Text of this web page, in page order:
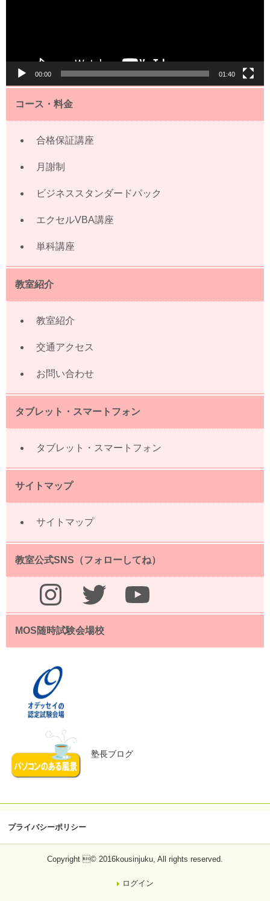
00:00 01:40
コース・料金
合格保証講座
月謝制
ビジネススタンダードパック
エクセルVBA講座
単科講座
教室紹介
教室紹介
交通アクセス
お問い合わせ
タブレット・スマートフォン
タブレット・スマートフォン
サイトマップ
サイトマップ
教室公式SNS（フォローしてね）
Instagram Twitter YouTube
MOS随時試験会場校
塾長ブログ
プライバシーポリシー
Copyright © 2016kousinjuku, All rights reserved.
ログイン